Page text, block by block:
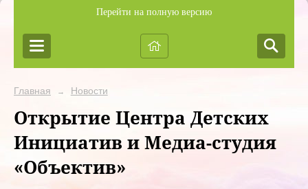
Перейти на полную версию
Главная → Новости
Открытие Центра Детских
Инициатив и Медиа-студия
«Объектив»